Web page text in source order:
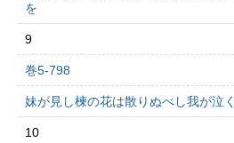
を
9
巻5-798
妹が見し楝の花は散りぬべし我が泣
10